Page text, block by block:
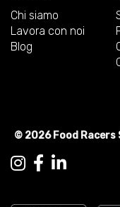
Chi siamo
Lavora con noi
Blog
© 2026 Food Racers